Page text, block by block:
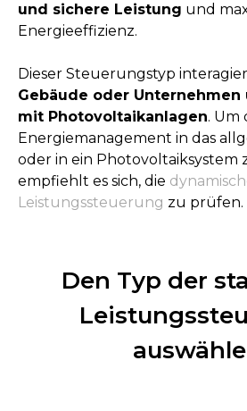
und sichere Leistung und
Energieeffizienz.
Dieser Steuerungstyp
Gebäude oder
mit Photovoltaikanlagen. Um
Energiemanagement in das
oder in ein Photovoltaiksystem
empfiehlt es sich, die
Leistungssteuerung zu prüfen.
Den Typ der